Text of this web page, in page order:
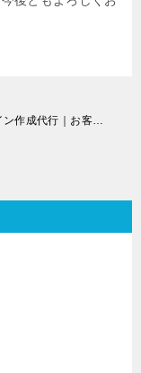
PPTデザイン作成代行｜お客様の声